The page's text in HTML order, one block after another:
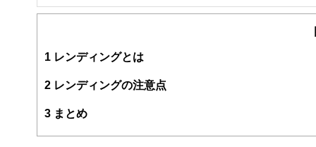
会計事務所勤務を経て、中小企業のFP分析を行う企業に
特に、今後、無視できない金融商品となる仮想通貨への
1 レンディングとは
2 レンディングの注意点
3 まとめ